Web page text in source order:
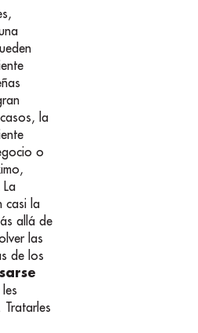
la
o
casi la
allá de
las
de los